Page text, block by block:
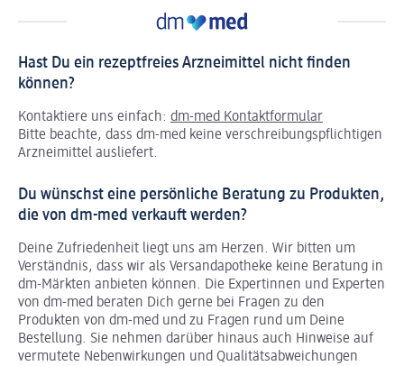
Hast Du ein rezeptfreies Arzneimittel nicht finden
können?
Kontaktiere uns einfach: dm-med Kontaktformular
Bitte beachte, dass dm-med keine verschreibungspflichtigen
Arzneimittel ausliefert.
Du wünschst eine persönliche Beratung zu Produkten,
die von dm-med verkauft werden?
Deine Zufriedenheit liegt uns am Herzen. Wir bitten um
Verständnis, dass wir als Versandapotheke keine Beratung in
dm-Märkten anbieten können. Die Expertinnen und Experten
von dm-med beraten Dich gerne bei Fragen zu den
Produkten von dm-med und zu Fragen rund um Deine
Bestellung. Sie nehmen darüber hinaus auch Hinweise auf
vermutete Nebenwirkungen und Qualitätsabweichungen